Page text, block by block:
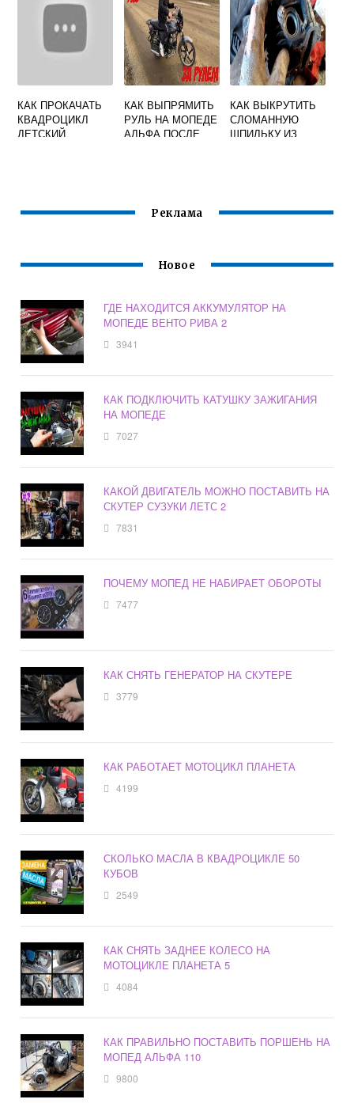
КАК ПРОКАЧАТЬ
КВАДРОЦИКЛ
ДЕТСКИЙ
КАК ВЫПРЯМИТЬ
РУЛЬ НА МОПЕДЕ
АЛЬФА ПОСЛЕ
КАК ВЫКРУТИТЬ
СЛОМАННУЮ
ШПИЛЬКУ ИЗ
Реклама
Новое
ГДЕ НАХОДИТСЯ АККУМУЛЯТОР НА
МОПЕДЕ ВЕНТО РИВА 2
3941
КАК ПОДКЛЮЧИТЬ КАТУШКУ ЗАЖИГАНИЯ
НА МОПЕДЕ
7027
КАКОЙ ДВИГАТЕЛЬ МОЖНО ПОСТАВИТЬ НА
СКУТЕР СУЗУКИ ЛЕТС 2
7831
ПОЧЕМУ МОПЕД НЕ НАБИРАЕТ ОБОРОТЫ
7477
КАК СНЯТЬ ГЕНЕРАТОР НА СКУТЕРЕ
3779
КАК РАБОТАЕТ МОТОЦИКЛ ПЛАНЕТА
4199
СКОЛЬКО МАСЛА В КВАДРОЦИКЛЕ 50
КУБОВ
2549
КАК СНЯТЬ ЗАДНЕЕ КОЛЕСО НА
МОТОЦИКЛЕ ПЛАНЕТА 5
4084
КАК ПРАВИЛЬНО ПОСТАВИТЬ ПОРШЕНЬ НА
МОПЕД АЛЬФА 110
9800